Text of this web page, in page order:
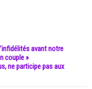
avant notre
couple »
ne participe pas aux